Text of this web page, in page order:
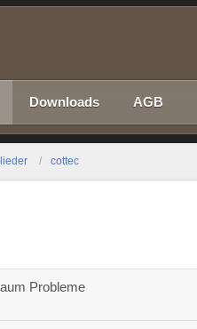
Downloads AGB
cottec
Probleme